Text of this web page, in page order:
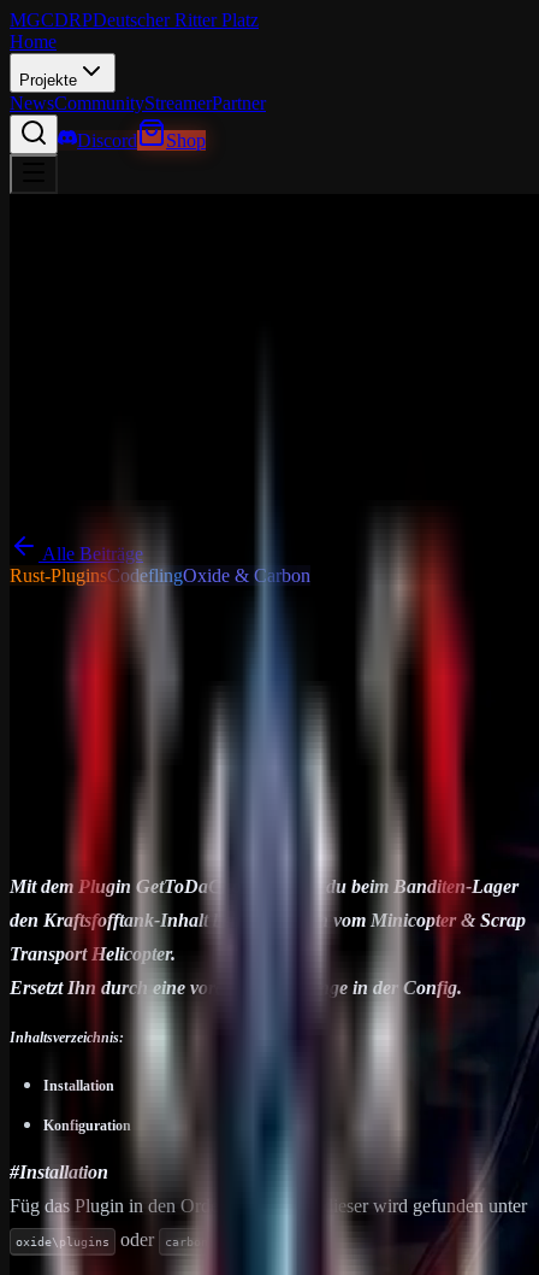
MGCDRPDeutscher Ritter Platz
Home
Projekte
NewsCommunityStreamerPartner
Discord
Shop
Alle Beiträge
Rust-PluginsCodeflingOxide & Carbon
GetToDaChoppa
Mit dem Plugin GetToDaChoppa löscht du beim Banditen-Lager
den Kraftsfofftank-Inhalt beim Spawnen vom Minicopter & Scrap
Transport Helicopter.
Ersetzt Ihn durch eine vordefinierte Menge in der Config.
Inhaltsverzeichnis:
Installation
Konfiguration
#Installation
Füg das Plugin in den Order Plugins ein, dieser wird gefunden unter
oxide\plugins oder carbon\plugins